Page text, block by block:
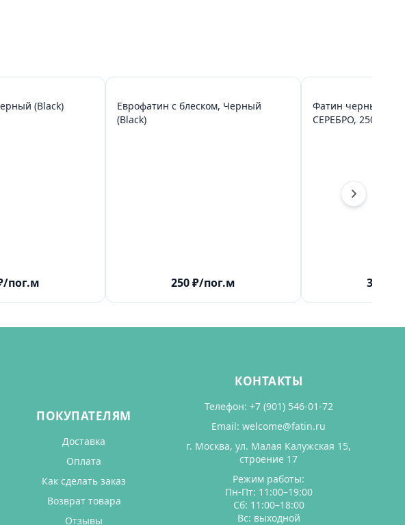
(Black)
/пог.м
Еврофатин с блеском, Черный
(Black)
250₽/пог.м
Фатин черный с
СЕРЕБРО, 250 шт/
300
ПОКУПАТЕЛЯМ
Доставка
Оплата
Как сделать заказ
Возврат товара
Отзывы
КОНТАКТЫ
Телефон: +7 (901) 546-01-72
Email:welcome@fatin.ru
г. Москва, ул. Малая Калужская 15,
строение 17
Режим работы:
Пн-Пт: 11:00–19:00
Сб: 11:00–18:00
Вс: выходной